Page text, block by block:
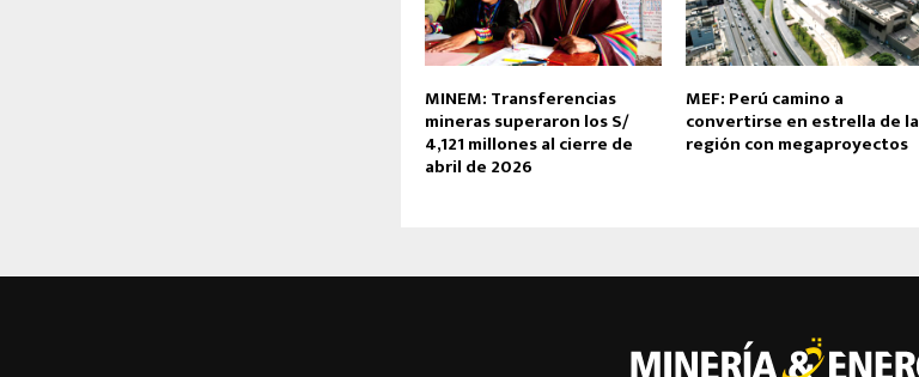
MINEM: Transferencias
mineras superaron los S/
4,121 millones al cierre de
abril de 2026
MEF: Perú camino a
convertirse en estrella de la
región con megaproyectos